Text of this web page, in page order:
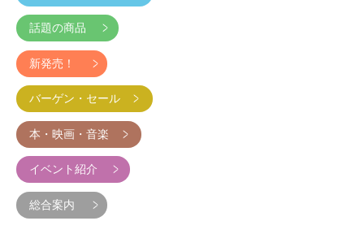
話題の商品
新発売！
バーゲン・セール
本・映画・音楽
イベント紹介
総合案内